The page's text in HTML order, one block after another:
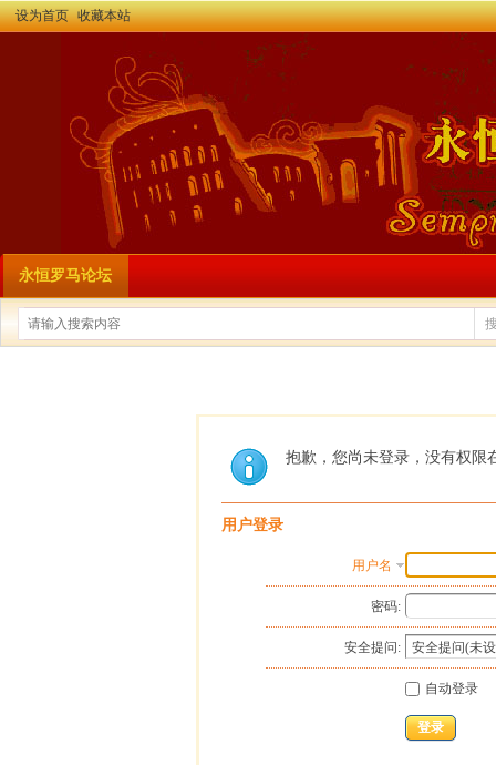
设为首页 收藏本站
永恒罗马论坛
抱歉，您尚未登录，没有权限
用户登录
用户名
密码:
安全提问:
自动登录
登录